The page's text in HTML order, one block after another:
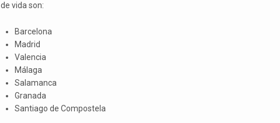
de vida son:
Barcelona
Madrid
Valencia
Málaga
Salamanca
Granada
Santiago de Compostela